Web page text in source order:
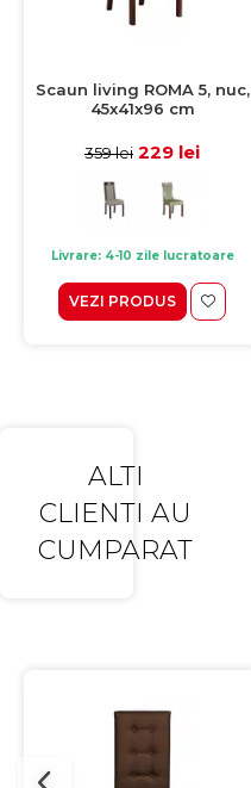
Scaun living ROMA 5, nuc,
45x41x96 cm
359 lei 229 lei
Livrare: 4-10 zile lucratoare
VEZI PRODUS
ALTI
CLIENTI AU
CUMPARAT